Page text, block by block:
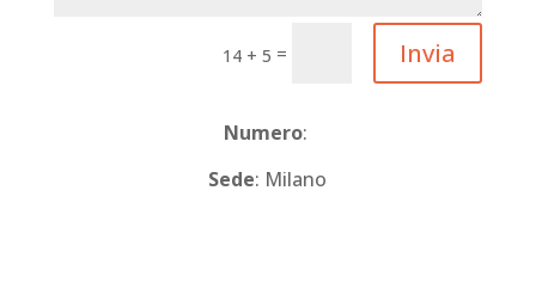
14 + 5 = Invia
Numero:
Sede: Milano